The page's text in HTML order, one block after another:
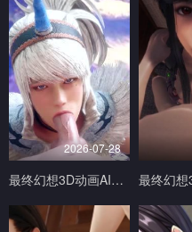
2026-07-28
最终幻想3D动画AI生成完美画质